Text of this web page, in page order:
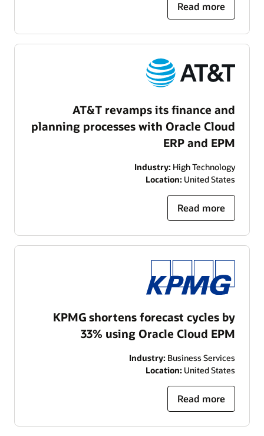
Read more
AT&T revamps its finance and
planning processes with Oracle Cloud
ERP and EPM
Industry: High Technology
Location: United States
Read more
KPMG shortens forecast cycles by
33% using Oracle Cloud EPM
Industry: Business Services
Location: United States
Read more